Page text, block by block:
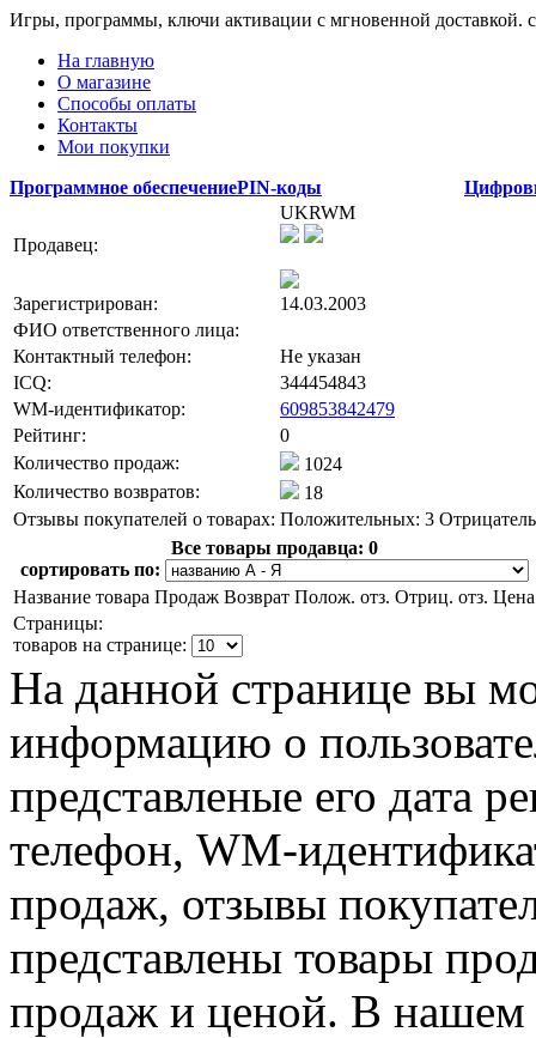
Игры, программы, ключи активации с мгновенной доставкой.
На главную
О магазине
Способы оплаты
Контакты
Мои покупки
Программное обеспечениеPIN-коды
Продавец:
UKRWM
Зарегистрирован:
14.03.2003
ФИО ответственного лица:
Контактный телефон:
Не указан
ICQ:
344454843
WM-идентификатор:
609853842479
Рейтинг:
0
Количество продаж:
1024
Количество возвратов:
18
Отзывы покупателей о товарах: Положительных: 3
Все товары продавца: 0
сортировать по:
Название товара Продаж Возврат Полож. отз. Отриц. отз. Цена
Страницы:
товаров на странице:
На данной странице вы
информацию о
представленые его дата
телефон, WM-
продаж, отзывы
представлены товары
продаж и ценой. В нашем